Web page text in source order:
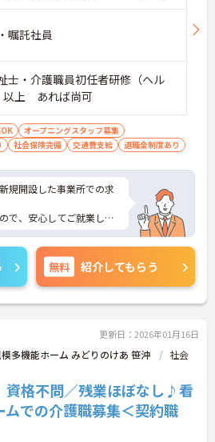
嘱託社員
士・介護職員初任者研修（ヘル
以上 あれば尚可
オープニングスタッフ募集
社会保険完備 交通費支給 退職金制度あり
規開設した事業所での求
で、安心してご就業して
ートとの予定が立てやす
対策ポイントなど、さら
ので、お気軽にご相談く
無料 紹介してもらう
更新日：2026年01月16日
多機能ホーム みどりのけあ 笹沖
社会
資格不問／残業ほぼなし♪看
での介護職募集＜契約職